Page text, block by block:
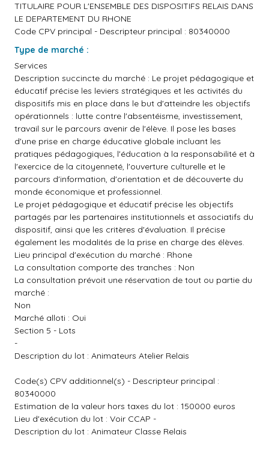
TITULAIRE POUR L'ENSEMBLE DES DISPOSITIFS RELAIS DANS
LE DEPARTEMENT DU RHONE
Code CPV principal - Descripteur principal : 80340000
Type de marché :
Services
Description succincte du marché : Le projet pédagogique et
éducatif précise les leviers stratégiques et les activités du
dispositifs mis en place dans le but d'atteindre les objectifs
opérationnels : lutte contre l'absentéisme, investissement,
travail sur le parcours avenir de l'élève. Il pose les bases
d'une prise en charge éducative globale incluant les
pratiques pédagogiques, l'éducation à la responsabilité et à
l'exercice de la citoyenneté, l'ouverture culturelle et le
parcours d'information, d'orientation et de découverte du
monde économique et professionnel.
Le projet pédagogique et éducatif précise les objectifs
partagés par les partenaires institutionnels et associatifs du
dispositif, ainsi que les critères d'évaluation. Il précise
également les modalités de la prise en charge des élèves.
Lieu principal d'exécution du marché : Rhone
La consultation comporte des tranches : Non
La consultation prévoit une réservation de tout ou partie du
marché :
Non
Marché alloti : Oui
Section 5 - Lots
-
Description du lot : Animateurs Atelier Relais
Code(s) CPV additionnel(s) - Descripteur principal :
80340000
Estimation de la valeur hors taxes du lot : 150000 euros
Lieu d'exécution du lot : Voir CCAP -
Description du lot : Animateur Classe Relais